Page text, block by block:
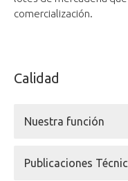
comercialización.
Calidad
Nuestra función
Publicaciones